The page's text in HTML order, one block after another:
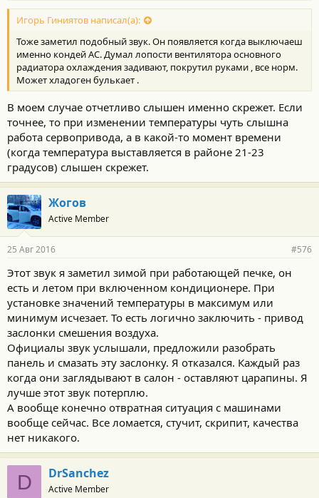
Игорь Гиниятов написал(а):
Тоже заметил подобный звук. Он появляется когда выключаеш
именно кондей АС. Думал лопости вентилятора основного
радиатора охлаждения задивают, покрутил руками , все норм.
Может хладоген булькает .
В моем случае отчетливо слышен именно скрежет. Если
точнее, то при изменении температуры чуть слышна
работа сервопривода, а в какой-то момент времени
(когда температура выставляется в районе 21-23
градусов) слышен скрежет.
Жогов
Active Member
25 Авг 2016 #576
Этот звук я заметил зимой при работающей печке, он
есть и летом при включенном кондиционере. При
установке значений температуры в максимум или
минимум исчезает. То есть логично заключить - привод
заслонки смешения воздуха.
Официалы звук услышали, предложили разобрать
панель и смазать эту заслонку. Я отказался. Каждый раз
когда они заглядывают в салон - оставляют царапины. Я
лучше этот звук потерплю.
А вообще конечно отвратная ситуация с машинами
вообще сейчас. Все ломается, стучит, скрипит, качества
нет никакого.
D DrSanchez
Active Member